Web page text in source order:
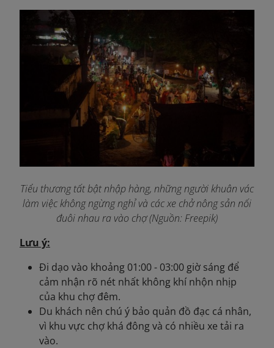
Tiểu thương tất bật nhập hàng, những người khuân vác
làm việc không ngừng nghỉ và các xe chở nông sản nối
đuôi nhau ra vào chợ (Nguồn: Freepik)
Lưu ý:
Đi dạo vào khoảng 01:00 - 03:00 giờ sáng để
cảm nhận rõ nét nhất không khí nhộn nhịp
của khu chợ đêm.
Du khách nên chú ý bảo quản đồ đạc cá nhân,
vì khu vực chợ khá đông và có nhiều xe tải ra
vào.